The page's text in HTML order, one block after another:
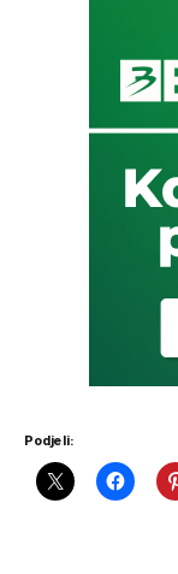
Podjeli: